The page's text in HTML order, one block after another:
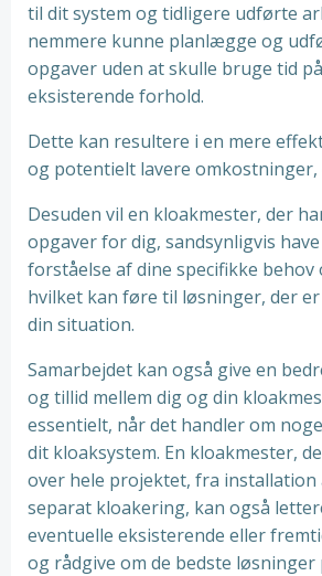
til dit system og tidligere udførte
nemmere kunne planlægge og
opgaver uden at skulle bruge tid
eksisterende forhold.
Dette kan resultere i en mere
og potentielt lavere omkostninger,
Desuden vil en kloakmester, der
opgaver for dig, sandsynligvis
forståelse af dine specifikke
hvilket kan føre til løsninger, der
din situation.
Samarbejdet kan også give en
og tillid mellem dig og din
essentielt, når det handler om
dit kloaksystem. En kloakmester,
over hele projektet, fra
separat kloakering, kan også
eventuelle eksisterende eller
og rådgive om de bedste løsninger